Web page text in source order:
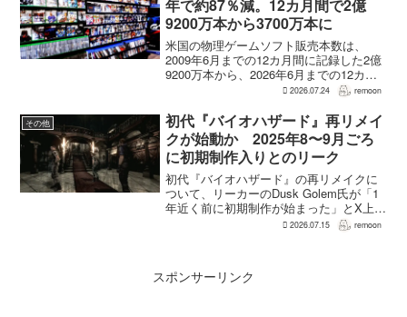
年で約87％減。12カ月間で2億
9200万本から3700万本に
米国の物理ゲームソフト販売本数は、
2009年6月までの12カ月間に記録した2億
9200万本から、2026年6月までの12カ月
間には3700万本まで減少した。市場調査
2億5500万本、約87％の減...
2026.07.24 remoon
その他
初代『バイオハザード』再リメイ
クが始動か 2025年8〜9月ごろ
に初期制作入りとのリーク
初代『バイオハザード』の再リメイクに
ついて、リーカーのDusk Golem氏が「1
年近く前に初期制作が始まった」とX上で
述べた。同氏によれば、プリプロダクシ
2026.07.15 remoon
スポンサーリンク